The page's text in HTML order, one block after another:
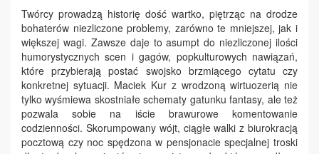
Twórcy prowadzą historię dość wartko, piętrząc na drodze
bohaterów niezliczone problemy, zarówno te mniejszej, jak i
większej wagi. Zawsze daje to asumpt do niezliczonej ilości
humorystycznych scen i gagów, popkulturowych nawiązań,
które przybierają postać swojsko brzmiącego cytatu czy
konkretnej sytuacji. Maciek Kur z wrodzoną wirtuozerią nie
tylko wyśmiewa skostniałe schematy gatunku fantasy, ale też
pozwala sobie na iście brawurowe komentowanie
codzienności. Skorumpowany wójt, ciągłe walki z biurokracją
pocztową czy noc spędzona w pensjonacie specjalnej troski